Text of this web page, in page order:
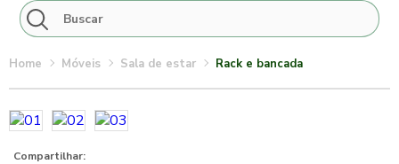
móveis sala de estar rack e bancada
Compartilhar: